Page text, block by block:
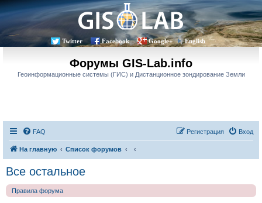
Twitter Facebook Google+ English
Форумы GIS-Lab.info
Геоинформационные системы (ГИС) и Дистанционное зондирование Земли
FAQ Вход
Регистрация
На главную Список форумов
Все остальное
Правила форума